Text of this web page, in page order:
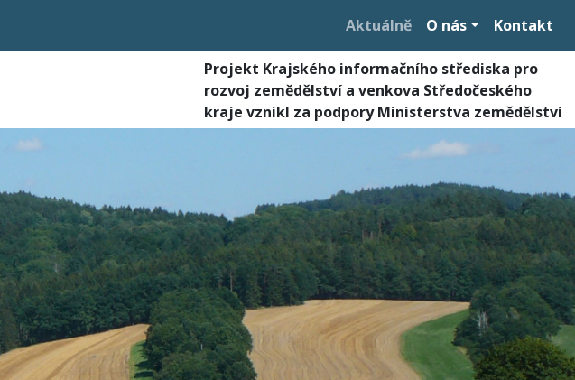
Aktuálně O nás Kontakt
Projekt Krajského informačního střediska pro
rozvoj zemědělství a venkova Středočeského
kraje vznikl za podpory Ministerstva zemědělství